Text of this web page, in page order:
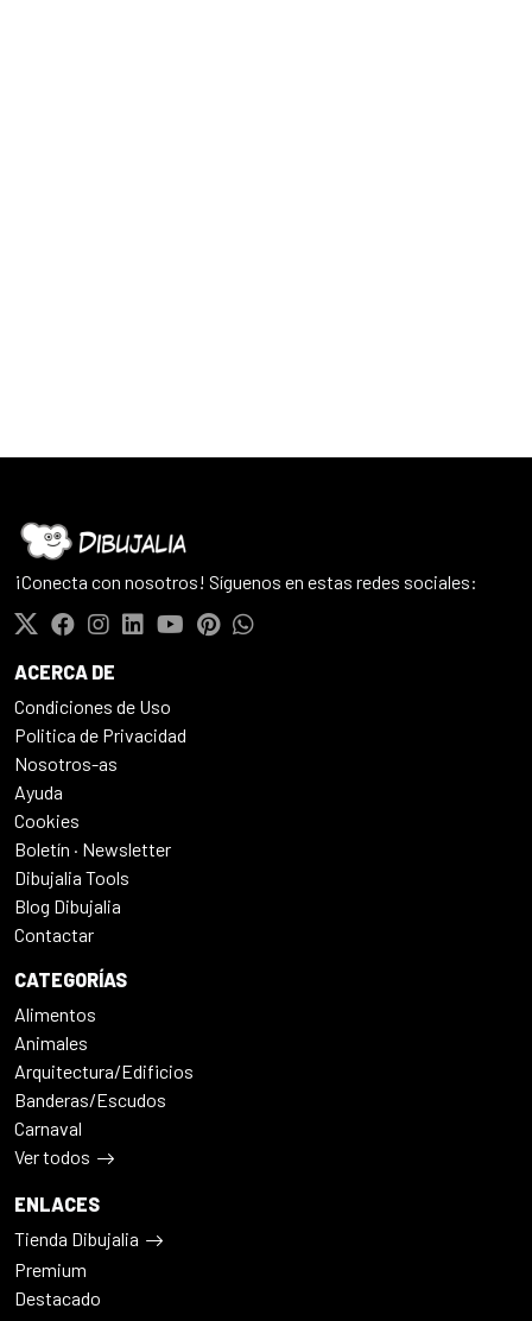
¡Conecta con nosotros! Síguenos en estas redes sociales:
ACERCA DE
Condiciones de Uso
Politica de Privacidad
Nosotros-as
Ayuda
Cookies
Boletín · Newsletter
Dibujalia Tools
Blog Dibujalia
Contactar
CATEGORÍAS
Alimentos
Animales
Arquitectura/Edificios
Banderas/Escudos
Carnaval
Ver todos
ENLACES
Tienda Dibujalia
Premium
Destacado